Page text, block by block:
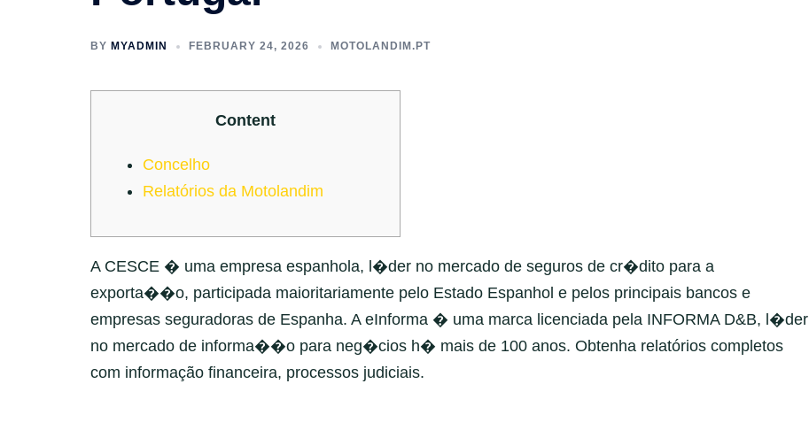
BY MYADMIN FEBRUARY 24, 2026 MOTOLANDIM.PT
Content
Concelho
Relatórios da Motolandim
A CESCE � uma empresa espanhola, l�der no mercado de seguros de cr�dito para a
exporta��o, participada maioritariamente pelo Estado Espanhol e pelos principais bancos e
empresas seguradoras de Espanha. A eInforma � uma marca licenciada pela INFORMA D&B, l�der
no mercado de informa��o para neg�cios h� mais de 100 anos. Obtenha relatórios completos
com informação financeira, processos judiciais.